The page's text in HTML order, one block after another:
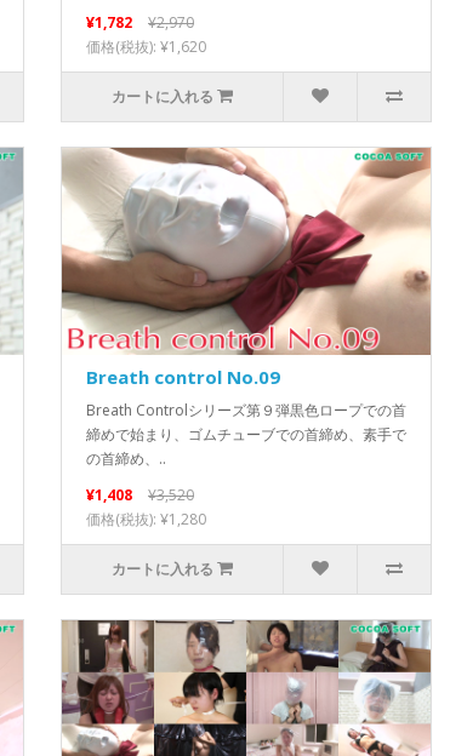
¥1,782
¥2,970
価格(税抜): ¥1,620
カートに入れる
Breath control No.09
Breath Controlシリーズ第９弾黒色ロープでの首
締めで始まり、ゴムチューブでの首締め、素手で
の首締め、..
¥1,408
¥3,520
価格(税抜): ¥1,280
カートに入れる